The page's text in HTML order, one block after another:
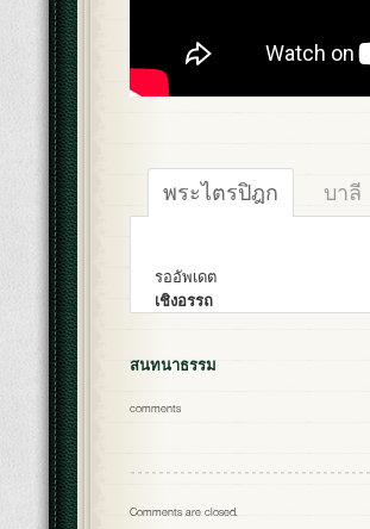
พระไตรปิฎก บาลี
รออัพเดต
เชิงอรรถ
สนทนาธรรม
comments
Comments are closed.